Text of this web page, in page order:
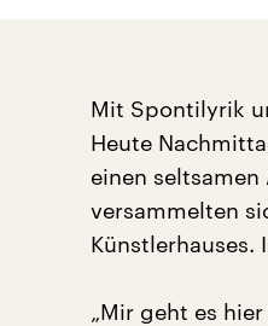
Mit Spontilyrik
Heute
einen seltsamen
versammelten
Künstlerhauses.
„Mir geht es